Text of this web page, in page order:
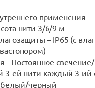
применения
нити 3/6/9 м
– IP65 (с
- Постоянное
3-ей нити каждый 3-ий
белый/черный